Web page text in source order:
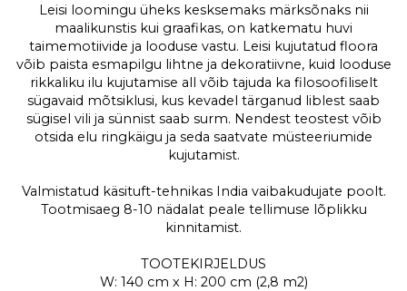
Leisi loomingu üheks kesksemaks märksõnaks nii
maalikunstis kui graafikas, on katkematu huvi
taimemotiivide ja looduse vastu. Leisi kujutatud floora
võib paista esmapilgu lihtne ja dekoratiivne, kuid looduse
rikkaliku ilu kujutamise all võib tajuda ka filosoofiliselt
sügavaid mõtsiklusi, kus kevadel tärganud liblest saab
sügisel vili ja sünnist saab surm. Nendest teostest võib
otsida elu ringkäigu ja seda saatvate müsteeriumide
kujutamist.
Valmistatud käsituft-tehnikas India vaibakudujate poolt.
Tootmisaeg 8-10 nädalat peale tellimuse lõplikku
kinnitamist.
TOOTEKIRJELDUS
W: 140 cm x H: 200 cm (2,8 m2)